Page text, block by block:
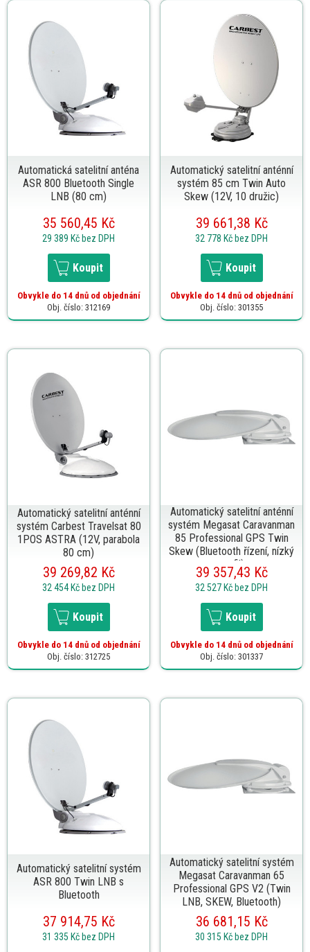
Automatická satelitní anténa
ASR 800 Bluetooth Single
LNB (80 cm)
35 560,45 Kč
29 389 Kč bez DPH
Koupit
Obvykle do 14 dnů od objednání
Obj. číslo: 312169
Automatický satelitní anténní
systém 85 cm Twin Auto
Skew (12V, 10 družic)
39 661,38 Kč
32 778 Kč bez DPH
Koupit
Obvykle do 14 dnů od objednání
Obj. číslo: 301355
Automatický satelitní anténní
systém Carbest Travelsat 80
1POS ASTRA (12V, parabola
80 cm)
39 269,82 Kč
32 454 Kč bez DPH
Koupit
Obvykle do 14 dnů od objednání
Obj. číslo: 312725
Automatický satelitní anténní
systém Megasat Caravanman
85 Professional GPS Twin
Skew (Bluetooth řízení, nízký
profil)
39 357,43 Kč
32 527 Kč bez DPH
Koupit
Obvykle do 14 dnů od objednání
Obj. číslo: 301337
Automatický satelitní systém
ASR 800 Twin LNB s
Bluetooth
37 914,75 Kč
31 335 Kč bez DPH
Automatický satelitní systém
Megasat Caravanman 65
Professional GPS V2 (Twin
LNB, SKEW, Bluetooth)
36 681,15 Kč
30 315 Kč bez DPH